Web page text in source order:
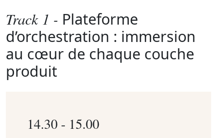
Track 1 - Plateforme
d’orchestration : immersion
au cœur de chaque couche
produit
14.30 - 15.00